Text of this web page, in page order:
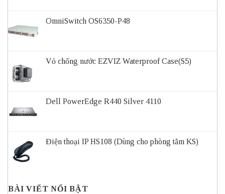
OmniSwitch OS6350-P48
Vỏ chống nước EZVIZ Waterproof Case(S5)
Dell PowerEdge R440 Silver 4110
Điện thoại IP HS108 (Dùng cho phòng tắm KS)
BÀI VIẾT NỔI BẬT